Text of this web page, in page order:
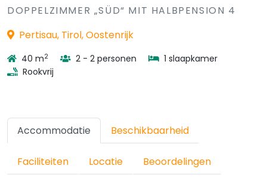
DOPPELZIMMER „SÜD“ MIT HALBPENSION 4
Pertisau, Tirol, Oostenrijk
40 m2 2 - 2 personen
1 slaapkamer
Rookvrij
Accommodatie Beschikbaarheid
Faciliteiten Locatie Beoordelingen